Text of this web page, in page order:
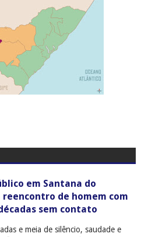
em Santana do
de homem com
sem contato
e meia de silêncio, saudade e